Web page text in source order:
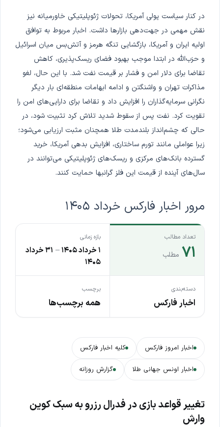
در کنار سیاست پولی آمریکا، تحولات ژئوپلیتیکی خاورمیانه نیز
نقش مهمی در جهت‌دهی بازارها داشت. اخبار مربوط به توافق
اولیه ایران و آمریکا، بازگشایی تنگه هرمز و آتش‌بس میان اسرائیل
و حزب‌الله در ابتدا موجب بهبود فضای ریسک‌پذیری، کاهش
تقاضا برای دلار امن و فشار بر قیمت نفت شد. با این حال، لغو
مذاکرات تهران و واشنگتن و ادامه ابهامات منطقه‌ای بار دیگر
نگرانی سرمایه‌گذاران را افزایش داد و تقاضا برای دارایی‌های امن را
تقویت کرد. نفت پس از سقوط شدید تلاش کرد تثبیت شود، در
حالی که چشم‌انداز بلندمدت طلا همچنان مثبت ارزیابی می‌شود؛
زیرا عواملی مانند تورم ساختاری، افزایش بدهی آمریکا، خرید
گسترده بانک‌های مرکزی و ریسک‌های ژئوپلیتیکی می‌توانند در
سال‌های آینده از قیمت این فلز گرانبها حمایت کنند.
مرور اخبار فارکس خرداد ۱۴۰۵
تعداد مطالب
۷۱ مطلب
بازه زمانی
۱ خرداد ۱۴۰۵ –
۳۱ خرداد
۱۴۰۵
دسته‌بندی
اخبار فارکس
برچسب
همه برچسب‌ها
اخبار امروز فارکس کلیه اخبار فارکس
اخبار اونس جهانی طلا گزارش روزانه
تغییر قواعد بازی در فدرال رزرو به سبک کوین
وارش